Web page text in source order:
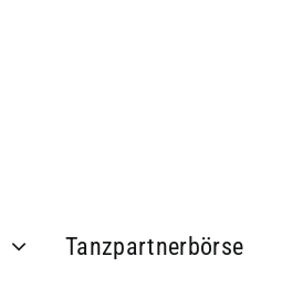
Tanzpartnerbörse